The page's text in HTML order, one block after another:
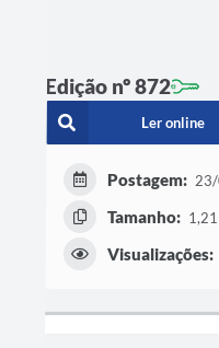
Edição nº 872
Ler online
Postagem:
Tamanho:
Visualizações: